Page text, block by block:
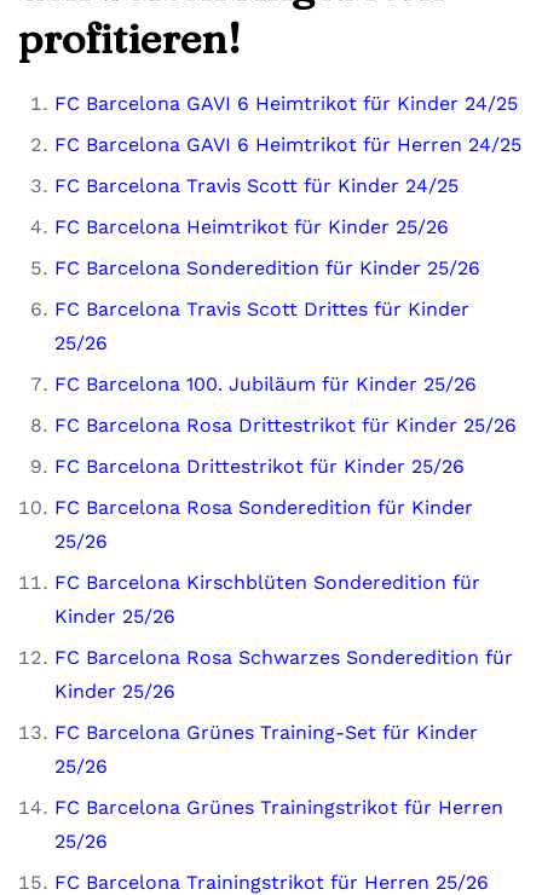
profitieren!
FC Barcelona GAVI 6 Heimtrikot für Kinder 24/25
FC Barcelona GAVI 6 Heimtrikot für Herren 24/25
FC Barcelona Travis Scott für Kinder 24/25
FC Barcelona Heimtrikot für Kinder 25/26
FC Barcelona Sonderedition für Kinder 25/26
FC Barcelona Travis Scott Drittes für Kinder
25/26
FC Barcelona 100. Jubiläum für Kinder 25/26
FC Barcelona Rosa Drittestrikot für Kinder 25/26
FC Barcelona Drittestrikot für Kinder 25/26
FC Barcelona Rosa Sonderedition für Kinder
25/26
FC Barcelona Kirschblüten Sonderedition für
Kinder 25/26
FC Barcelona Rosa Schwarzes Sonderedition für
Kinder 25/26
FC Barcelona Grünes Training-Set für Kinder
25/26
FC Barcelona Grünes Trainingstrikot für Herren
25/26
FC Barcelona Trainingstrikot für Herren 25/26